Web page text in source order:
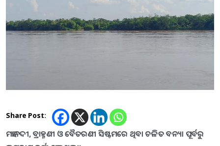
Share Post:
ମହାନଦୀ, ବ୍ରାହ୍ମଣୀ ଓ ବୈତରଣୀ ସିଷ୍ଟମରେ ଥିବା ଚଳିତ ବନ୍ୟା ପୂର୍ବରୁ